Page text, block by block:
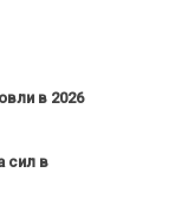
в 2026
сил в